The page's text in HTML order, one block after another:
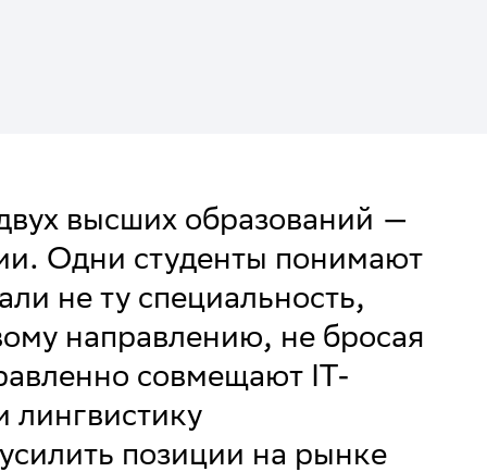
высших образований —
Одни студенты понимают
не ту специальность,
направлению, не бросая
совмещают IT-
лингвистику
позиции на рынке